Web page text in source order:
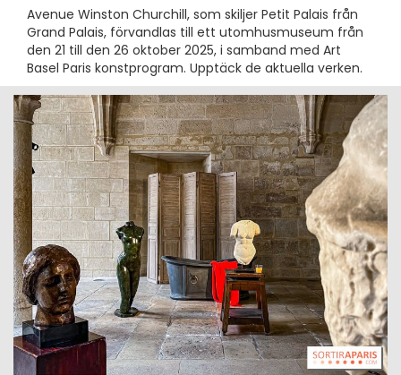
Avenue Winston Churchill, som skiljer Petit Palais från
Grand Palais, förvandlas till ett utomhusmuseum från
den 21 till den 26 oktober 2025, i samband med Art
Basel Paris konstprogram. Upptäck de aktuella verken.